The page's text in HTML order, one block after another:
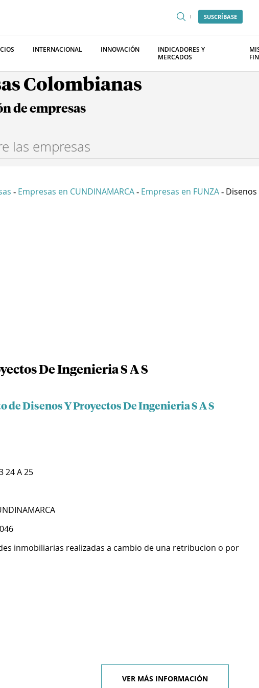
SUSCRÍBASE
INTERNACIONAL INNOVACIÓN
INDICADORES Y
MERCADOS
Colombianas
de empresas
- Empresas en CUNDINAMARCA - Empresas en FUNZA - Disenos
De Ingenieria S A S
de Disenos Y Proyectos De Ingenieria S A S
24 A 25
inmobiliarias realizadas a cambio de una retribucion o por
VER MÁS INFORMACIÓN